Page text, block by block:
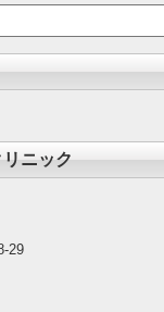
ニック
29